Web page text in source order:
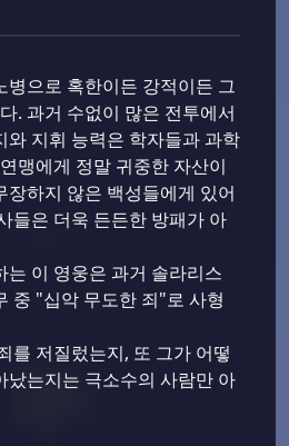
병으로 혹한이든 강적이든 그
. 과거 수없이 많은 전투에서
와 지휘 능력은 학자들과 과학
맹에게 정말 귀중한 자산이
장하지 않은 백성들에게 있어
들은 더욱 든든한 방패가 아
는 이 영웅은 과거 솔라리스
중 "십악 무도한 죄"로 사형
를 저질렀는지, 또 그가 어떻
났는지는 극소수의 사람만 아